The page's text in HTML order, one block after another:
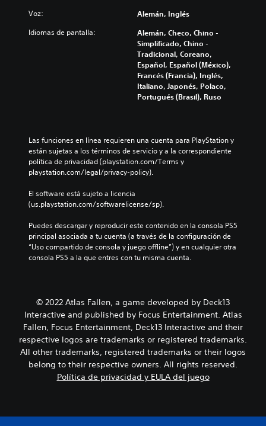
Voz: Alemán, Inglés
Idiomas de pantalla:
Alemán, Checo, Chino -
Simplificado, Chino -
Tradicional, Coreano,
Español, Español (México),
Francés (Francia), Inglés,
Italiano, Japonés, Polaco,
Portugués (Brasil), Ruso
Las funciones en línea requieren una cuenta para PlayStation y
están sujetas a los términos de servicio y a la correspondiente
política de privacidad (playstation.com/Terms y
playstation.com/legal/privacy-policy).
El software está sujeto a licencia
(us.playstation.com/softwarelicense/sp).
Puedes descargar y reproducir este contenido en la consola PS5
principal asociada a tu cuenta (a través de la configuración de
“Uso compartido de consola y juego offline”) y en cualquier otra
consola PS5 a la que entres con tu misma cuenta.
© 2022 Atlas Fallen, a game developed by Deck13
Interactive and published by Focus Entertainment. Atlas
Fallen, Focus Entertainment, Deck13 Interactive and their
respective logos are trademarks or registered trademarks.
All other trademarks, registered trademarks or their logos
belong to their respective owners. All rights reserved.
Política de privacidad y EULA del juego